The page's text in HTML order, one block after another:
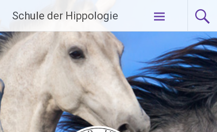
Inhalt
springen
Schule der Hippologie